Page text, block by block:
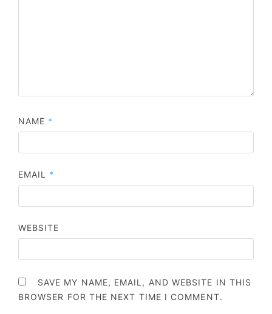
NAME *
EMAIL *
WEBSITE
SAVE MY NAME, EMAIL, AND WEBSITE IN THIS
BROWSER FOR THE NEXT TIME I COMMENT.